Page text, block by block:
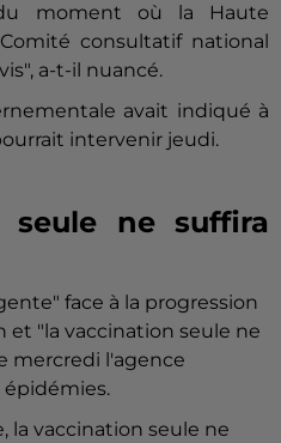
moment où la Haute
consultatif national
a-t-il nuancé.
avait indiqué à
intervenir jeudi.
seule ne suffira
face à la progression
et "la vaccination seule ne
mercredi l'agence
la vaccination seule ne